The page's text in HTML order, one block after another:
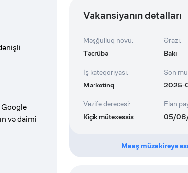
Google
və daimi
Vakansiyanın detalları
Məşğulluq növü:
Təcrübə
Ərazi:
Bakı
İş kateqoriyası:
Marketinq
Son
2025-
Vəzifə dərəcəsi:
Kiçik mütəxəssis
Elan
05/
Maaş müzakirəyə